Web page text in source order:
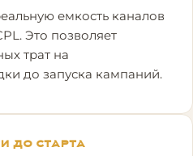
емкость каналов
Это позволяет
трат на
до запуска кампаний.
до старта